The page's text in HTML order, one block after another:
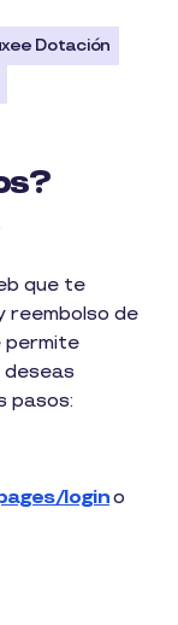
Dotación
que te
reembolso de
permite
deseas
pasos:
logino